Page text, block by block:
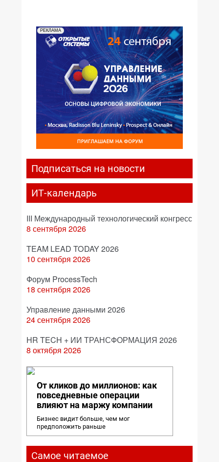
РЕКЛАМА
Подписаться на новости
ИТ-календарь
III Международный технологический конгресс
8 сентября 2026
TEAM LEAD TODAY 2026
10 сентября 2026
Форум ProcessTech
18 сентября 2026
Управление данными 2026
24 сентября 2026
HR TECH + ИИ ТРАНСФОРМАЦИЯ 2026
8 октября 2026
От кликов до миллионов: как
повседневные операции
влияют на маржу компании
Бизнес видит больше, чем мог
предположить раньше
Самое читаемое